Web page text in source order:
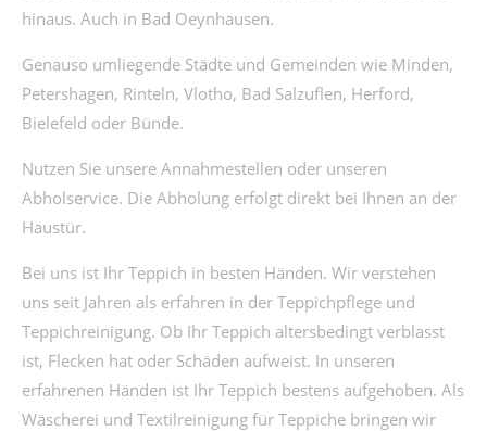
hinaus. Auch in Bad Oeynhausen.
Genauso umliegende Städte und Gemeinden wie Minden,
Petershagen, Rinteln, Vlotho, Bad Salzuflen, Herford,
Bielefeld oder Bünde.
Nutzen Sie unsere Annahmestellen oder unseren
Abholservice. Die Abholung erfolgt direkt bei Ihnen an der
Haustür.
Bei uns ist Ihr Teppich in besten Händen. Wir verstehen
uns seit Jahren als erfahren in der Teppichpflege und
Teppichreinigung. Ob Ihr Teppich altersbedingt verblasst
ist, Flecken hat oder Schäden aufweist. In unseren
erfahrenen Händen ist Ihr Teppich bestens aufgehoben. Als
Wäscherei und Textilreinigung für Teppiche bringen wir